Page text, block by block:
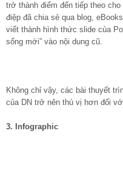
trở thành điểm đến tiếp theo
điệp đã chia sẻ qua blog,
viết thành hình thức slide của
sống mới” vào nội dung cũ.
Không chỉ vậy, các bài thuyết
của DN trở nên thú vị hơn đối
3. Infographic